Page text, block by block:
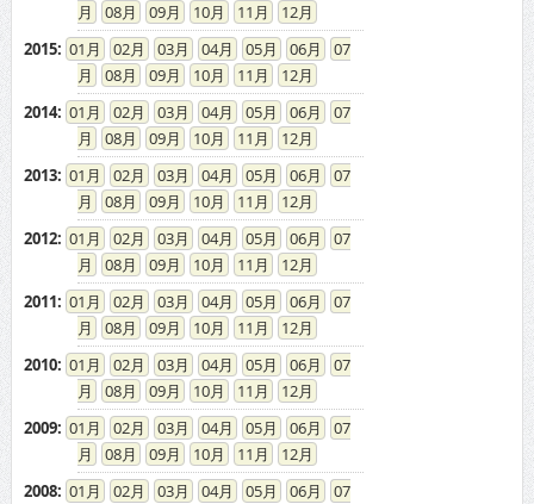
08
09 10 11
12
2015: 01 02 03 04 05 06
07
08
09 10 11
12
2014: 01 02 03 04 05 06
07
08
09 10 11
12
2013: 01 02 03 04 05 06
07
08
09 10 11
12
2012: 01 02 03 04 05 06
07
08
09 10 11
12
2011: 01 02 03 04 05 06
07
08
09 10 11
12
2010: 01 02 03 04 05 06
07
08
09 10 11
12
2009: 01 02 03 04 05 06
07
08
09 10 11
12
2008: 01 02 03 04 05 06
07